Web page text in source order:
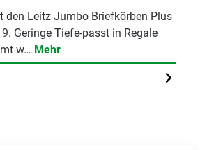
den Leitz Jumbo Briefkörben Plus
Geringe Tiefe-passt in Regale
w… Mehr